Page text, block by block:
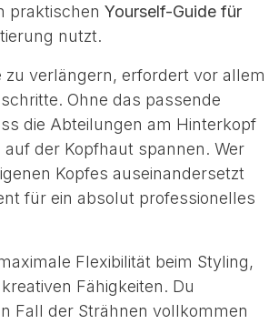
praktischen Yourself-Guide für
nutzt.
zu verlängern, erfordert vor allem
Ohne das passende
die Abteilungen am Hinterkopf
der Kopfhaut spannen. Wer
Kopfes auseinandersetzt
für ein absolut professionelles
Flexibilität beim Styling,
Fähigkeiten. Du
Fall der Strähnen vollkommen